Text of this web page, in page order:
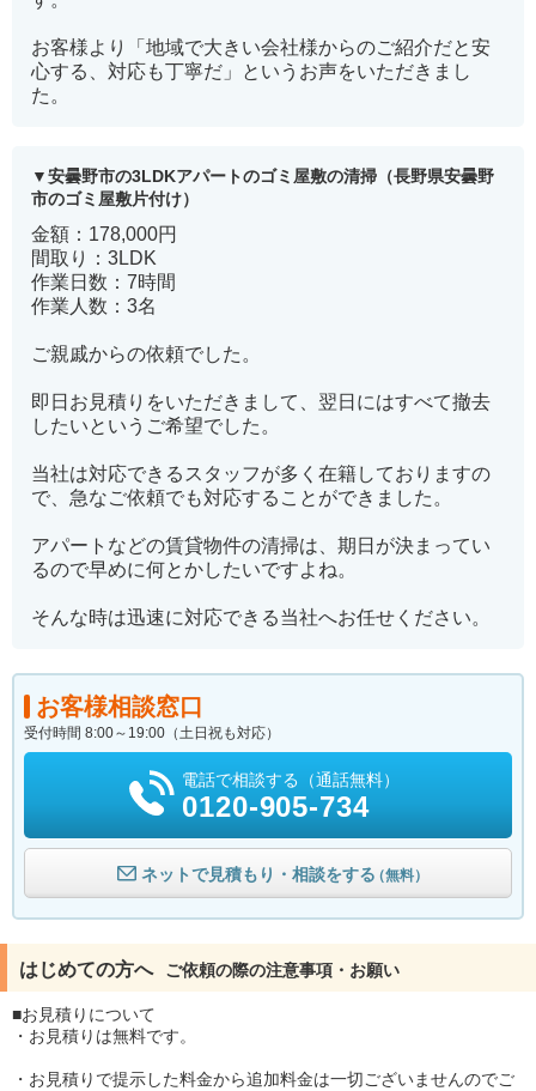
お客様より「地域で大きい会社様からのご紹介だと安
心する、対応も丁寧だ」というお声をいただきまし
た。
安曇野市の3LDKアパートのゴミ屋敷の清掃（長野県安曇野
市のゴミ屋敷片付け）
金額：178,000円
間取り：3LDK
作業日数：7時間
作業人数：3名
ご親戚からの依頼でした。
即日お見積りをいただきまして、翌日にはすべて撤去
したいというご希望でした。
当社は対応できるスタッフが多く在籍しておりますの
で、急なご依頼でも対応することができました。
アパートなどの賃貸物件の清掃は、期日が決まってい
るので早めに何とかしたいですよね。
そんな時は迅速に対応できる当社へお任せください。
お客様相談窓口
受付時間 8:00～19:00（土日祝も対応）
電話で相談する（通話無料）
0120-905-734
ネットで見積もり・相談をする（無料）
はじめての方へ ご依頼の際の注意事項・お願い
■お見積りについて
・お見積りは無料です。
・お見積りで提示した料金から追加料金は一切ございませんのでご